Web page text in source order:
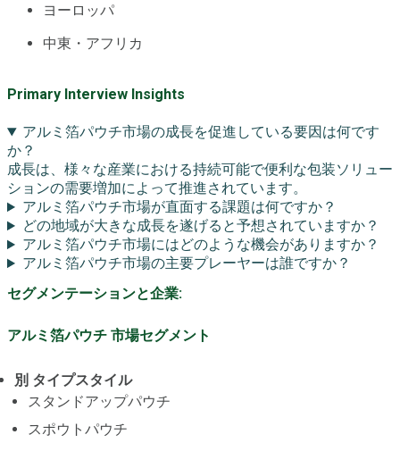
ヨーロッパ
中東・アフリカ
Primary Interview Insights
アルミ箔パウチ市場の成長を促進している要因は何です
か？
成長は、様々な産業における持続可能で便利な包装ソリュー
ションの需要増加によって推進されています。
アルミ箔パウチ市場が直面する課題は何ですか？
どの地域が大きな成長を遂げると予想されていますか？
アルミ箔パウチ市場にはどのような機会がありますか？
アルミ箔パウチ市場の主要プレーヤーは誰ですか？
セグメンテーションと企業:
アルミ箔パウチ 市場セグメント
別 タイプスタイル
スタンドアップパウチ
スポウトパウチ